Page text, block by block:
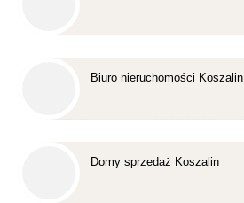
Biuro nieruchomości Koszalin
Domy sprzedaż Koszalin